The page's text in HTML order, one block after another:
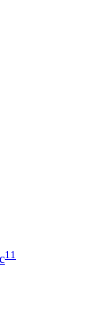
11